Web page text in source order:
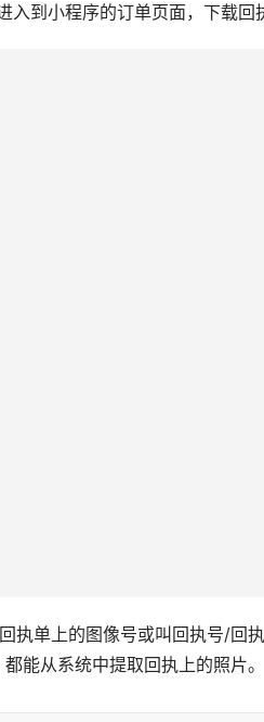
入到小程序的订单页面，下载回
回执单上的图像号或叫回执号/回
能从系统中提取回执上的照片。